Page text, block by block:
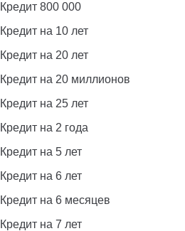
Кредит 800 000
Кредит на 10 лет
Кредит на 20 лет
Кредит на 20 миллионов
Кредит на 25 лет
Кредит на 2 года
Кредит на 5 лет
Кредит на 6 лет
Кредит на 6 месяцев
Кредит на 7 лет